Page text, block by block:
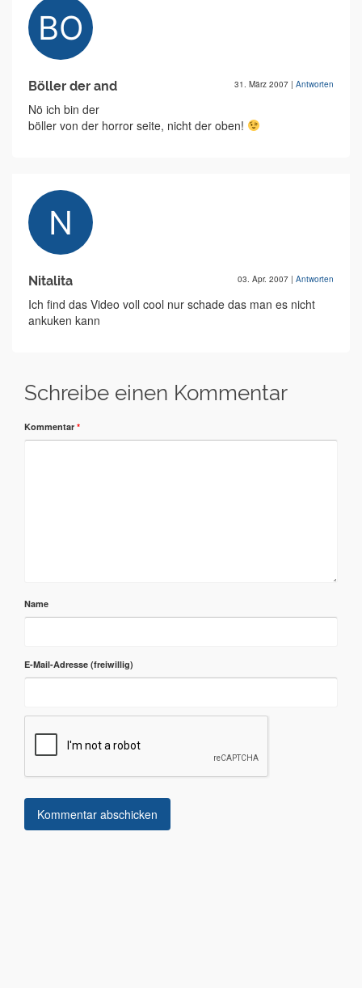
Böller der and 31. März 2007 | Antworten
Nö ich bin der
böller von der horror seite, nicht der oben!
Nitalita 03. Apr. 2007 | Antworten
Ich find das Video voll cool nur schade das man es nicht
ankuken kann
Schreibe einen Kommentar
Kommentar *
Name
E-Mail-Adresse